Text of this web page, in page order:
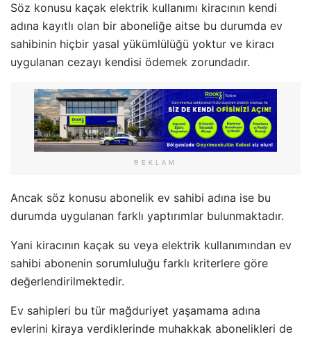
Söz konusu kaçak elektrik kullanımı kiracının kendi
adına kayıtlı olan bir aboneliğe aitse bu durumda ev
sahibinin hiçbir yasal yükümlülüğü yoktur ve kiracı
uygulanan cezayı kendisi ödemek zorundadır.
REKLAM
Ancak söz konusu abonelik ev sahibi adına ise bu
durumda uygulanan farklı yaptırımlar bulunmaktadır.
Yani kiracının kaçak su veya elektrik kullanımından ev
sahibi abonenin sorumluluğu farklı kriterlere göre
değerlendirilmektedir.
Ev sahipleri bu tür mağduriyet yaşamama adına
evlerini kiraya verdiklerinde muhakkak abonelikleri de